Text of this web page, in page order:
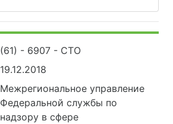
(61) - 6907 - СТО
19.12.2018
Межрегиональное управление
Федеральной службы по
надзору в сфере